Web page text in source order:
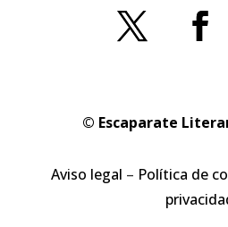
© Escaparate
Aviso legal – Política de